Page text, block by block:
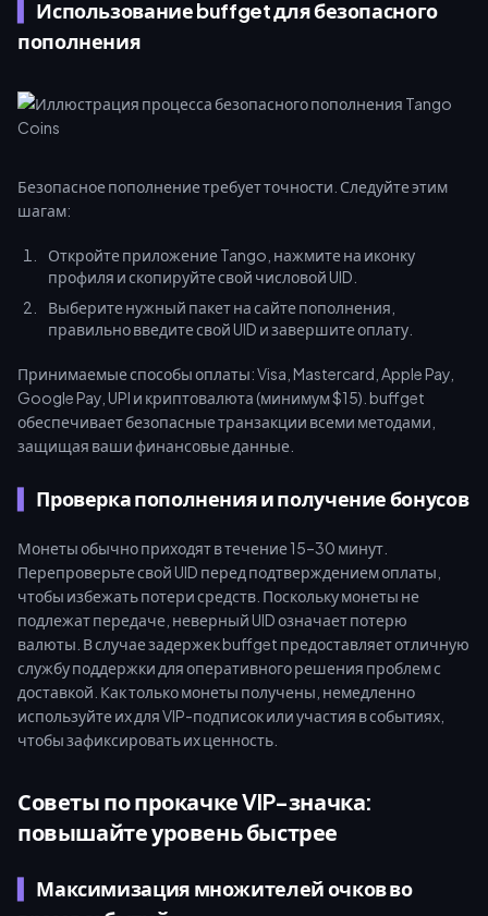
Использование buffget для безопасного
пополнения
Безопасное пополнение требует точности. Следуйте этим
шагам:
Откройте приложение Tango, нажмите на иконку
профиля и скопируйте свой числовой UID.
Выберите нужный пакет на сайте пополнения,
правильно введите свой UID и завершите оплату.
Принимаемые способы оплаты: Visa, Mastercard, Apple Pay,
Google Pay, UPI и криптовалюта (минимум $15). buffget
обеспечивает безопасные транзакции всеми методами,
защищая ваши финансовые данные.
Проверка пополнения и получение бонусов
Монеты обычно приходят в течение 15–30 минут.
Перепроверьте свой UID перед подтверждением оплаты,
чтобы избежать потери средств. Поскольку монеты не
подлежат передаче, неверный UID означает потерю
валюты. В случае задержек buffget предоставляет отличную
службу поддержки для оперативного решения проблем с
доставкой. Как только монеты получены, немедленно
используйте их для VIP-подписок или участия в событиях,
чтобы зафиксировать их ценность.
Советы по прокачке VIP-значка:
повышайте уровень быстрее
Максимизация множителей очков во